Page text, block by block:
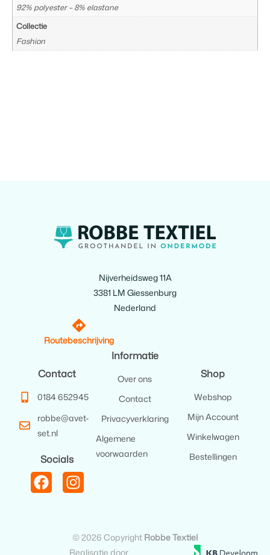
92% polyester – 8% elastane
Collectie
Fashion
Nijverheidsweg 11A
3381 LM Giessenburg
Nederland
Routebeschrijving
Contact
0184 652945
robbe@avet-
set.nl
Socials
Informatie
Over ons
Contact
Privacyverklaring
Algemene
voorwaarden
Shop
Webshop
Mijn Account
Winkelwagen
Bestellingen
© 2026 Copyright Robbe Textiel
Realisatie door